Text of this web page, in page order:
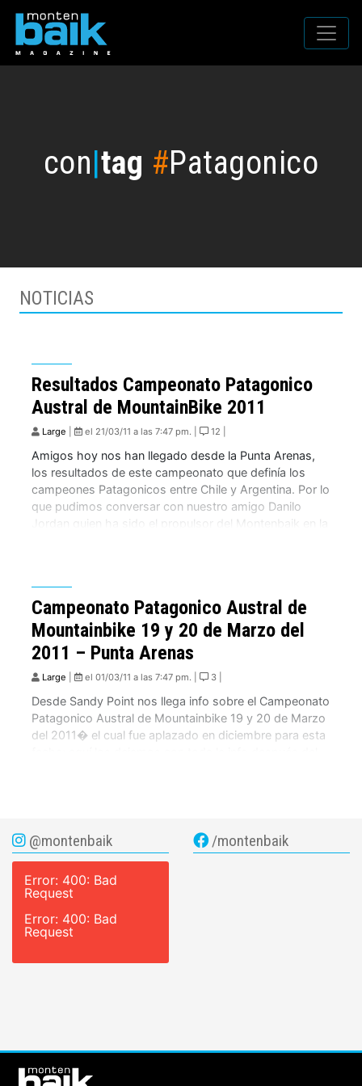
con|tag #Patagonico
NOTICIAS
Resultados Campeonato Patagonico
Austral de MountainBike 2011
Large el 21/03/11 a las 7:47 pm. | 12 |
Amigos hoy nos han llegado desde la Punta Arenas,
los resultados de este campeonato que definía los
campeones Patagonicos entre Chile y Argentina. Por lo
que pudimos conversar con nuestro amigo Danilo
Jordan quien ha sido el propulsor del Montenbaik en la
Campeonato Patagonico Austral de
Mountainbike 19 y 20 de Marzo del
2011 – Punta Arenas
Large el 01/03/11 a las 7:47 pm. | 3 |
Desde Sandy Point nos llega info sobre el Campeonato
Patagonico Austral de Mountainbike 19 y 20 de Marzo
del 2011� el cual fue aplazado en diciembre para esta
@montenbaik
Error: 400: Bad
Request
Error: 400: Bad
Request
/montenbaik